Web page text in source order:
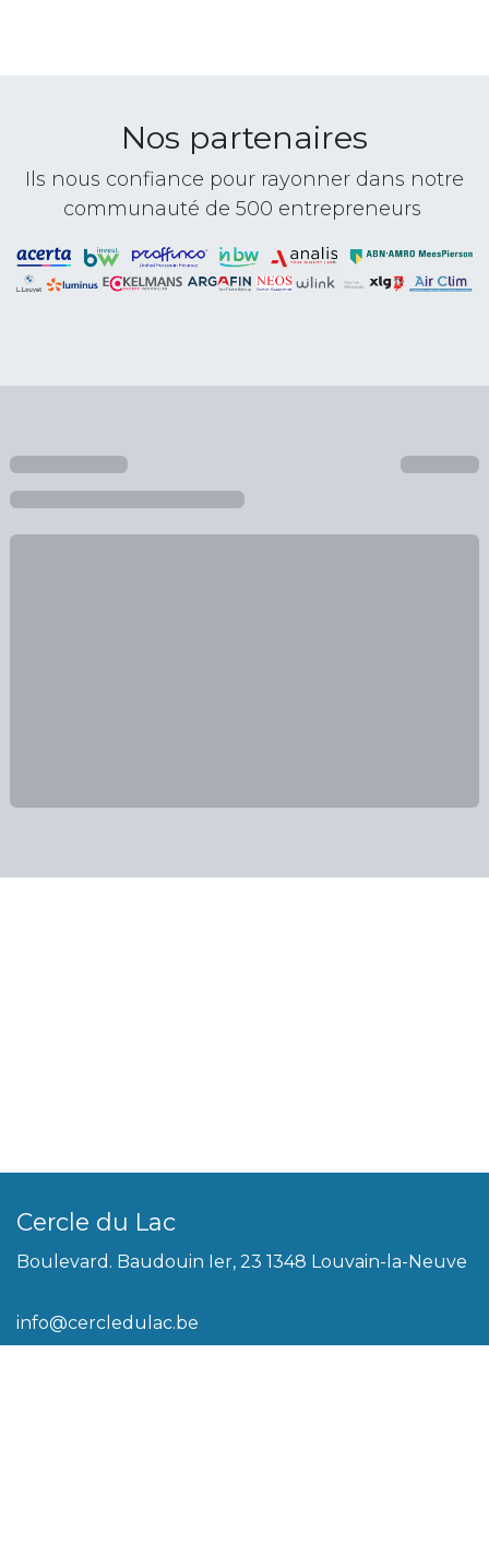
Nos partenaires
Ils nous confiance pour rayonner dans notre
communauté de 500 entrepreneurs
Cercle du Lac
Boulevard. Baudouin Ier, 23 1348 Louvain-la-Neuve
info@cercledulac.be